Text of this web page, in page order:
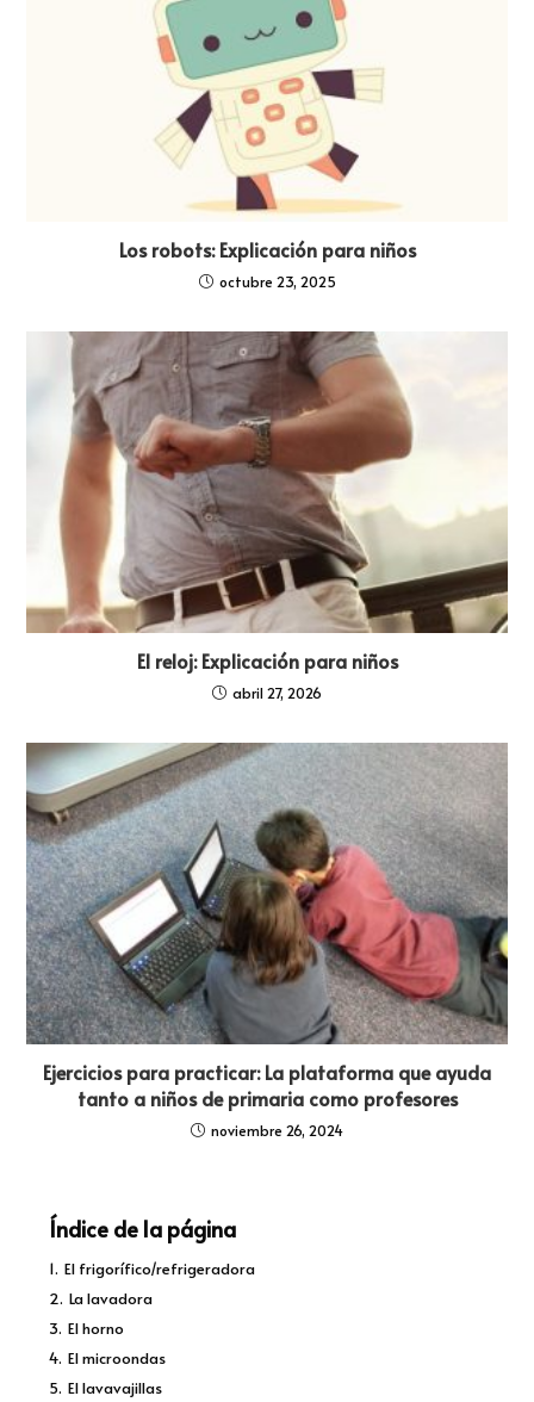
Los robots: Explicación para niños
octubre 23, 2025
El reloj: Explicación para niños
abril 27, 2026
Ejercicios para practicar: La plataforma que ayuda
tanto a niños de primaria como profesores
noviembre 26, 2024
Índice de la página
1. El frigorífico/refrigeradora
2. La lavadora
3. El horno
4. El microondas
5. El lavavajillas